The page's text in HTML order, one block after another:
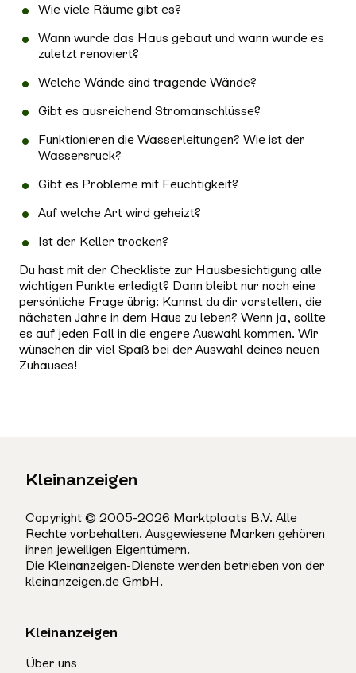
Wie viele Räume gibt es?
Wann wurde das Haus gebaut und wann wurde es
zuletzt renoviert?
Welche Wände sind tragende Wände?
Gibt es ausreichend Stromanschlüsse?
Funktionieren die Wasserleitungen? Wie ist der
Wassersruck?
Gibt es Probleme mit Feuchtigkeit?
Auf welche Art wird geheizt?
Ist der Keller trocken?
Du hast mit der Checkliste zur Hausbesichtigung alle
wichtigen Punkte erledigt? Dann bleibt nur noch eine
persönliche Frage übrig: Kannst du dir vorstellen, die
nächsten Jahre in dem Haus zu leben? Wenn ja, sollte
es auf jeden Fall in die engere Auswahl kommen. Wir
wünschen dir viel Spaß bei der Auswahl deines neuen
Zuhauses!
Kleinanzeigen
Copyright © 2005-2026 Marktplaats B.V. Alle
Rechte vorbehalten. Ausgewiesene Marken gehören
ihren jeweiligen Eigentümern.
Die Kleinanzeigen-Dienste werden betrieben von der
kleinanzeigen.de GmbH.
Kleinanzeigen
Über uns